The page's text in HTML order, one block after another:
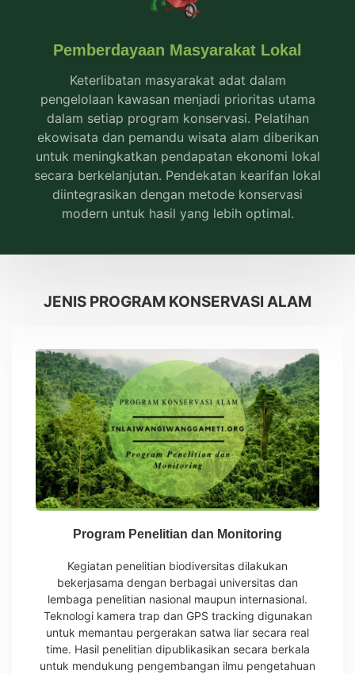
Pemberdayaan Masyarakat Lokal
Keterlibatan masyarakat adat dalam
pengelolaan kawasan menjadi prioritas utama
dalam setiap program konservasi. Pelatihan
ekowisata dan pemandu wisata alam diberikan
untuk meningkatkan pendapatan ekonomi lokal
secara berkelanjutan. Pendekatan kearifan lokal
diintegrasikan dengan metode konservasi
modern untuk hasil yang lebih optimal.
JENIS PROGRAM KONSERVASI ALAM
Program Penelitian dan Monitoring
Kegiatan penelitian biodiversitas dilakukan
bekerjasama dengan berbagai universitas dan
lembaga penelitian nasional maupun internasional.
Teknologi kamera trap dan GPS tracking digunakan
untuk memantau pergerakan satwa liar secara real
time. Hasil penelitian dipublikasikan secara berkala
untuk mendukung pengembangan ilmu pengetahuan